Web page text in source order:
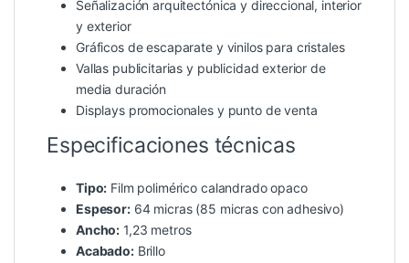
Señalización arquitectónica y direccional, interior
y exterior
Gráficos de escaparate y vinilos para cristales
Vallas publicitarias y publicidad exterior de
media duración
Displays promocionales y punto de venta
Especificaciones técnicas
Tipo: Film polimérico calandrado opaco
Espesor:64 micras (85 micras con adhesivo)
Ancho: 1,23 metros
Acabado:Brillo